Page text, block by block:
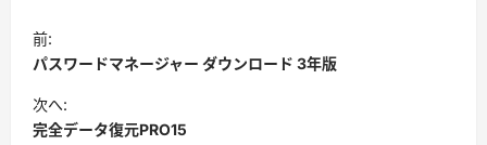
投
稿
ナ
ビ
前:
パスワードマネージャー ダウンロード 3年版
次へ:
完全データ復元PRO15